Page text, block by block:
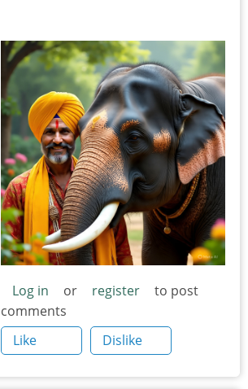
हुडा
by
त्यागमूर्ती
हत्ती
Log in or register
to post
comments
Like
Dislike